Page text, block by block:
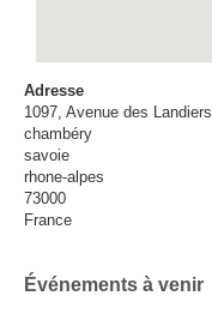
Adresse
1097, Avenue des Landiers
chambéry
savoie
rhone-alpes
73000
France
Événements à venir